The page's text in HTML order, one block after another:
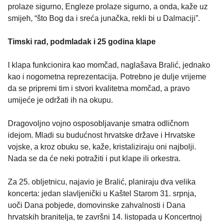
prolaze sigurno, Engleze prolaze sigurno, a onda, kaže uz
smijeh, “što Bog da i sreća junačka, rekli bi u Dalmaciji”.
Timski rad, podmladak i 25 godina klape
I klapa funkcionira kao momčad, naglašava Bralić, jednako
kao i nogometna reprezentacija. Potrebno je dulje vrijeme
da se pripremi tim i stvori kvalitetna momčad, a pravo
umijeće je održati ih na okupu.
Dragovoljno vojno osposobljavanje smatra odličnom
idejom. Mladi su budućnost hrvatske države i Hrvatske
vojske, a kroz obuku se, kaže, kristaliziraju oni najbolji.
Nada se da će neki potražiti i put klape ili orkestra.
Za 25. obljetnicu, najavio je Bralić, planiraju dva velika
koncerta: jedan slavljenički u Kaštel Starom 31. srpnja,
uoči Dana pobjede, domovinske zahvalnosti i Dana
hrvatskih branitelja, te završni 14. listopada u Koncertnoj